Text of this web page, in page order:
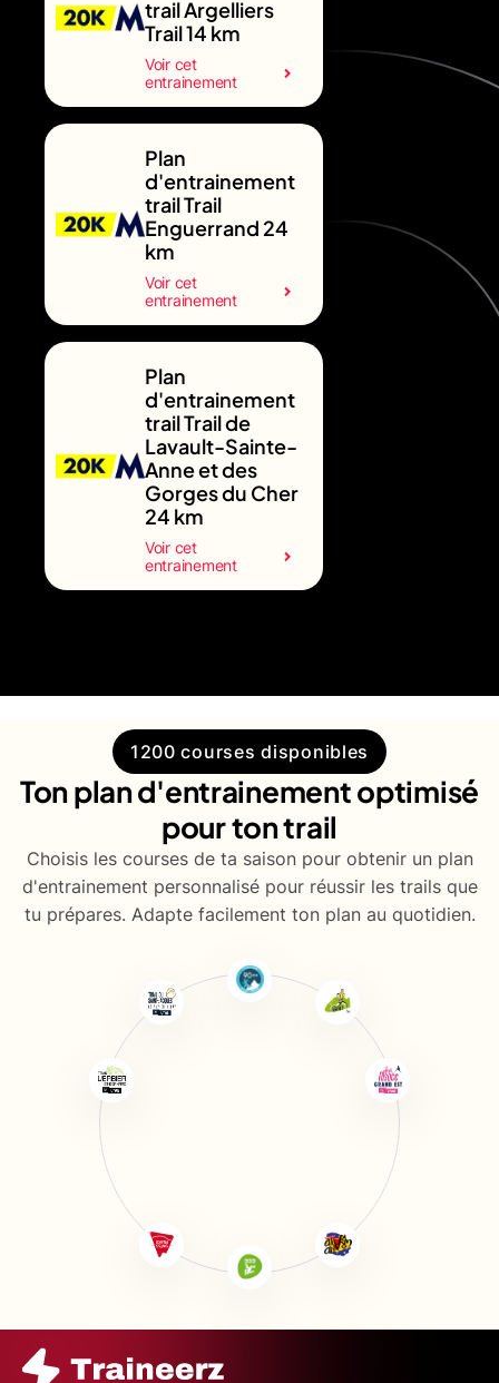
trail Argelliers
Trail 14 km
Voir cet
entrainement
Plan
d'entrainement
trail Trail
Enguerrand 24
km
Voir cet
entrainement
Plan
d'entrainement
trail Trail de
Lavault-Sainte-
Anne et des
Gorges du Cher
24 km
Voir cet
entrainement
1200 courses disponibles
Ton plan d'entrainement optimisé
pour ton trail
Choisis les courses de ta saison pour obtenir un plan
d'entrainement personnalisé pour réussir les trails que
tu prépares. Adapte facilement ton plan au quotidien.